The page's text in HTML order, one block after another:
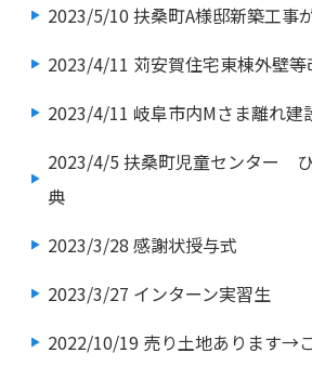
2023/5/10 扶桑町A様邸新築工事
2023/4/11 苅安賀住宅東棟外壁
2023/4/11 岐阜市内Mさま離れ建
2023/4/5 扶桑町児童センター
典
2023/3/28 感謝状授与式
2023/3/27 インターン実習生
2022/10/19 売り土地あります→